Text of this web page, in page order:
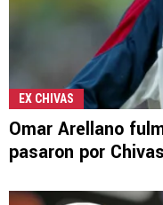
EX CHIVAS
Omar Arellano
pasaron por Chivas